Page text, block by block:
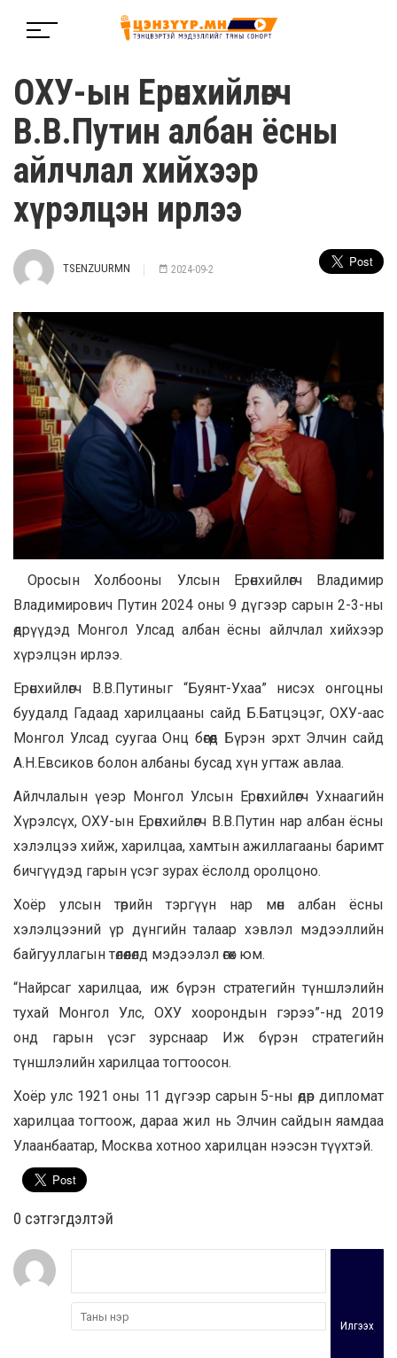
ОХУ-ын Ерөнхийлөгч
В.В.Путин албан ёсны
айлчлал хийхээр
хүрэлцэн ирлээ
TSENZUURMN 2024-09-2
Оросын Холбооны Улсын Ерөнхийлөгч Владимир
Владимирович Путин 2024 оны 9 дүгээр сарын 2-3-ны
өдрүүдэд Монгол Улсад албан ёсны айлчлал хийхээр
хүрэлцэн ирлээ.
Ерөнхийлөгч В.В.Путиныг “Буянт-Ухаа” нисэх онгоцны
буудалд Гадаад харилцааны сайд Б.Батцэцэг, ОХУ-аас
Монгол Улсад суугаа Онц бөгөөд Бүрэн эрхт Элчин сайд
А.Н.Евсиков болон албаны бусад хүн угтаж авлаа.
Айлчлалын үеэр Монгол Улсын Ерөнхийлөгч Ухнаагийн
Хүрэлсүх, ОХУ-ын Ерөнхийлөгч В.В.Путин нар албан ёсны
хэлэлцээ хийж, харилцаа, хамтын ажиллагааны баримт
бичгүүдэд гарын үсэг зурах ёслолд оролцоно.
Хоёр улсын төрийн тэргүүн нар мөн албан ёсны
хэлэлцээний үр дүнгийн талаар хэвлэл мэдээллийн
байгууллагын төлөөлөлд мэдээлэл өгөх юм.
“Найрсаг харилцаа, иж бүрэн стратегийн түншлэлийн
тухай Монгол Улс, ОХУ хоорондын гэрээ”-нд 2019
онд гарын үсэг зурснаар Иж бүрэн стратегийн
түншлэлийн харилцаа тогтоосон.
Хоёр улс 1921 оны 11 дүгээр сарын 5-ны өдөр дипломат
харилцаа тогтоож, дараа жил нь Элчин сайдын яамдаа
Улаанбаатар, Москва хотноо харилцан нээсэн түүхтэй.
0 cэтгэгдэлтэй
Илгээх